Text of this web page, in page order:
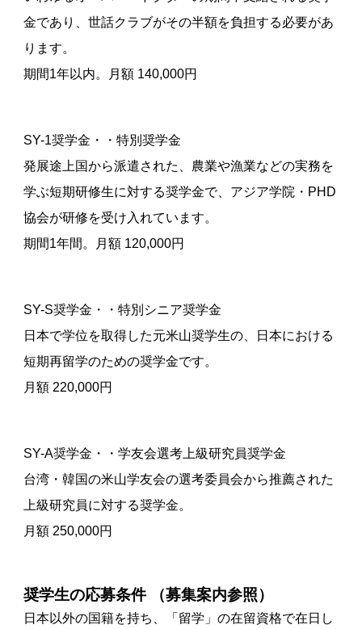
金であり、世話クラブがその半額を負担する必要があ
ります。
期間1年以内。月額 140,000円
SY-1奨学金・・特別奨学金
発展途上国から派遣された、農業や漁業などの実務を
学ぶ短期研修生に対する奨学金で、アジア学院・PHD
協会が研修を受け入れています。
期間1年間。月額 120,000円
SY-S奨学金・・特別シニア奨学金
日本で学位を取得した元米山奨学生の、日本における
短期再留学のための奨学金です。
月額 220,000円
SY-A奨学金・・学友会選考上級研究員奨学金
台湾・韓国の米山学友会の選考委員会から推薦された
上級研究員に対する奨学金。
月額 250,000円
奨学生の応募条件 （募集案内参照）
日本以外の国籍を持ち、「留学」の在留資格で在日し